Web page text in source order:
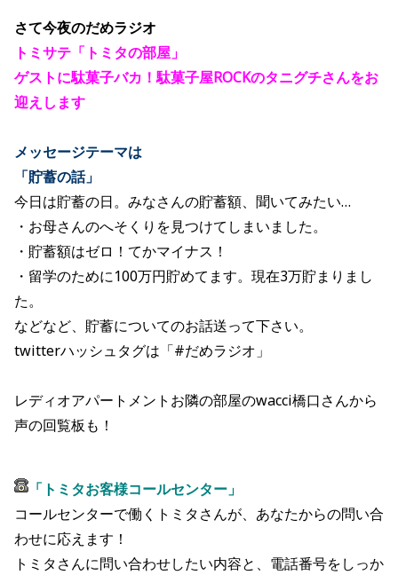
さて今夜のだめラジオ
トミサテ「トミタの部屋」
ゲストに駄菓子バカ！駄菓子屋ROCKのタニグチさんをお
迎えします
メッセージテーマは
「貯蓄の話」
今日は貯蓄の日。みなさんの貯蓄額、聞いてみたい…
・お母さんのへそくりを見つけてしまいました。
・貯蓄額はゼロ！てかマイナス！
・留学のために100万円貯めてます。現在3万貯まりまし
た。
などなど、貯蓄についてのお話送って下さい。
twitterハッシュタグは「#だめラジオ」
レディオアパートメントお隣の部屋のwacci橋口さんから
声の回覧板も！
「トミタお客様コールセンター」
コールセンターで働くトミタさんが、あなたからの問い合
わせに応えます！
トミタさんに問い合わせしたい内容と、電話番号をしっか